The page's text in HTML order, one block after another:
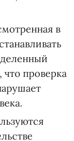
в
проверка